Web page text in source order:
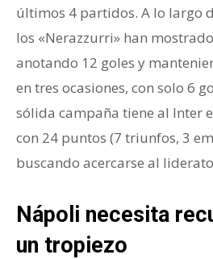
últimos 4 partidos. A lo largo
los «Nerazzurri» han
anotando 12 goles y
en tres ocasiones, con solo 6
sólida campaña tiene al Inter
con 24 puntos (7 triunfos, 3
buscando acercarse al
Nápoli necesita
un tropiezo